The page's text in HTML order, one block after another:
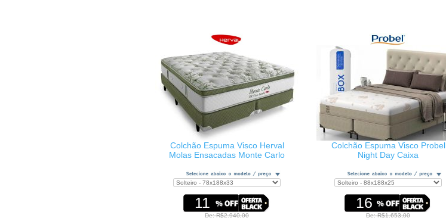
Colchão Espuma Visco Herval
Molas Ensacadas Monte Carlo
11
De: R$2.940,00
Colchão Espuma Visco Probel
Night Day Caixa
16
De: R$1.653,00